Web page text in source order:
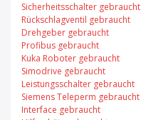
Sicherheitsschalter gebraucht
Rückschlagventil gebraucht
Drehgeber gebraucht
Profibus gebraucht
Kuka Roboter gebraucht
Simodrive gebraucht
Leistungsschalter gebraucht
Siemens Teleperm gebraucht
Interface gebraucht